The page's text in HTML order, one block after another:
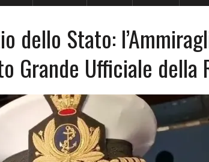
dello Stato:
Grande Ufficiale della